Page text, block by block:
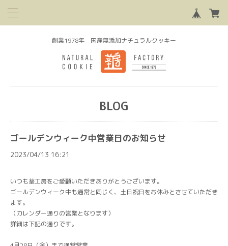
創業1978年 国産無添加ナチュラルクッキー
BLOG
ゴールデンウィーク中営業日のお知らせ
2023/04/13 16:21
いつも茎工房をご愛顧いただきありがとうございます。
ゴールデンウィーク中も通常と同じく、土日祝日をお休みとさせていただき
ます。
（カレンダー通りの営業となります）
詳細は下記の通りです。